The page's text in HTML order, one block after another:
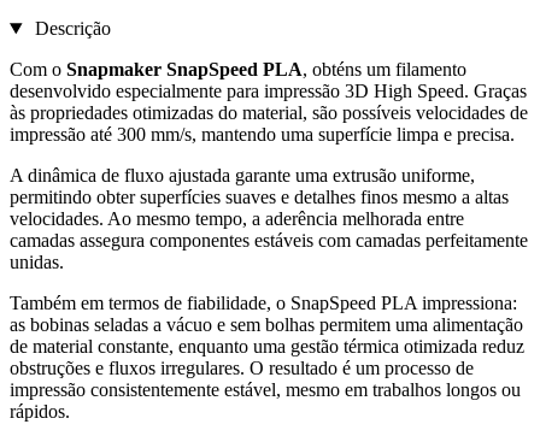
Descrição
Com o Snapmaker SnapSpeed PLA, obténs um filamento
desenvolvido especialmente para impressão 3D High Speed. Graças
às propriedades otimizadas do material, são possíveis velocidades de
impressão até 300 mm/s, mantendo uma superfície limpa e precisa.
A dinâmica de fluxo ajustada garante uma extrusão uniforme,
permitindo obter superfícies suaves e detalhes finos mesmo a altas
velocidades. Ao mesmo tempo, a aderência melhorada entre
camadas assegura componentes estáveis com camadas perfeitamente
unidas.
Também em termos de fiabilidade, o SnapSpeed PLA impressiona:
as bobinas seladas a vácuo e sem bolhas permitem uma alimentação
de material constante, enquanto uma gestão térmica otimizada reduz
obstruções e fluxos irregulares. O resultado é um processo de
impressão consistentemente estável, mesmo em trabalhos longos ou
rápidos.